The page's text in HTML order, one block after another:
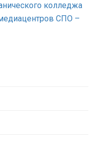
колледжа
СПО –